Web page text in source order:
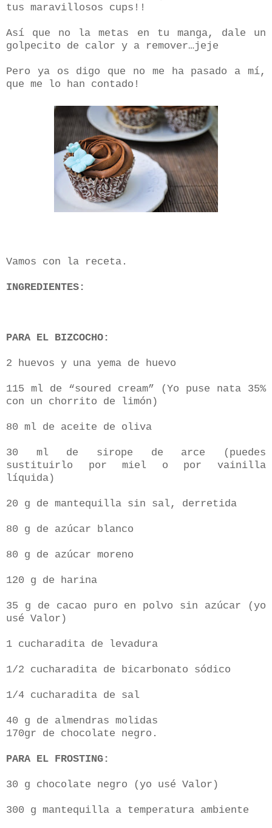
tus maravillosos cups!!
Así que no la metas en tu manga, dale un
golpecito de calor y a remover…jeje
Pero ya os digo que no me ha pasado a mí,
que me lo han contado!
Vamos con la receta.
INGREDIENTES:
PARA EL BIZCOCHO:
2 huevos y una yema de huevo
115 ml de “soured cream” (Yo puse nata 35%
con un chorrito de limón)
80 ml de aceite de oliva
30 ml de sirope de arce (puedes
sustituirlo por miel o por vainilla
líquida)
20 g de mantequilla sin sal, derretida
80 g de azúcar blanco
80 g de azúcar moreno
120 g de harina
35 g de cacao puro en polvo sin azúcar (yo
usé Valor)
1 cucharadita de levadura
1/2 cucharadita de bicarbonato sódico
1/4 cucharadita de sal
40 g de almendras molidas
170gr de chocolate negro.
PARA EL FROSTING:
30 g chocolate negro (yo usé Valor)
300 g mantequilla a temperatura ambiente